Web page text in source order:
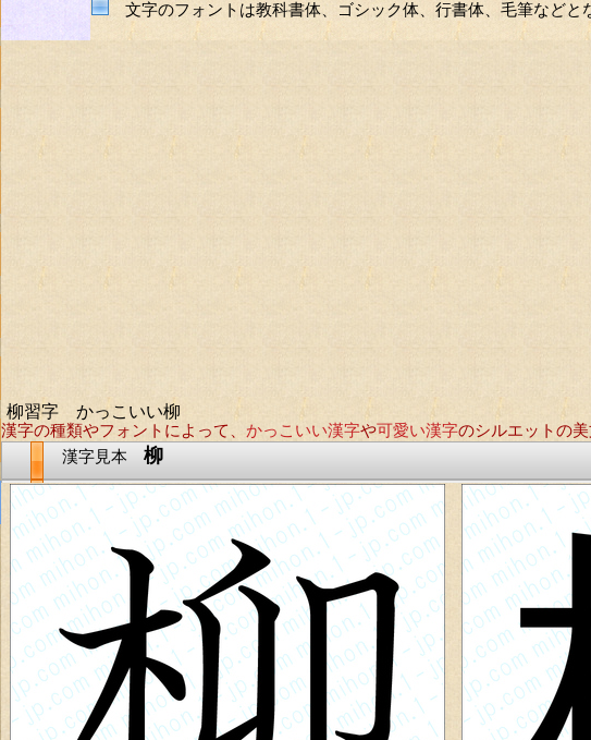
文字のフォントは教科書体、ゴシック体、行書体、毛筆などと
柳習字 かっこいい柳
漢字の種類やフォントによって、 かっこいい漢字や可愛い漢字のシルエットの
漢字見本 柳